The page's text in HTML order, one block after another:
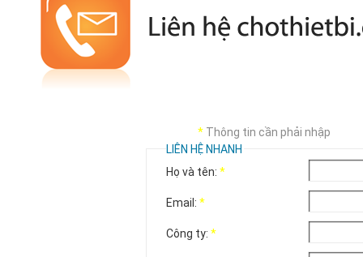
* Thông tin cần phải nhập
LIÊN HỆ NHANH
Họ và tên: *
Email: *
Công ty: *